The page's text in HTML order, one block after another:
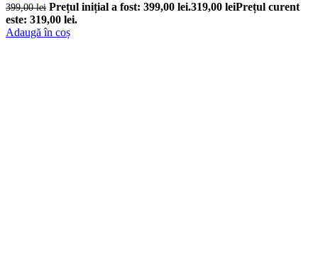
399,00lei Prețul inițial a fost: 399,00 lei.319,00 leiPrețul curent
este: 319,00 lei.
Adaugă în coș